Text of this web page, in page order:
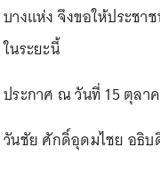
บางแห่ง จึงขอให้ประช
ในระยะนี้
ประกาศ ณ วันที่ 15 ตุลา
วันชัย ศักดิ์อุดมไชย อธิ